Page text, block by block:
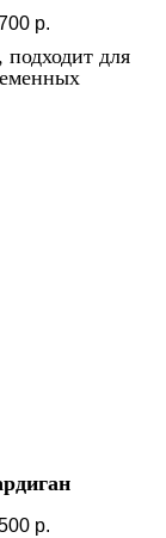
р.
подходит для
р.